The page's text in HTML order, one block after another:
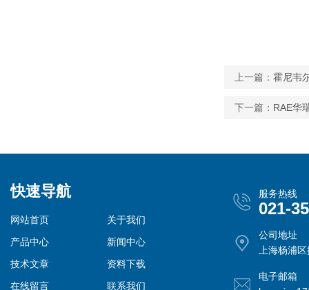
上一篇： 霍尼韦
下一篇： RAE华
快速导航
网站首页
关于我们
产品中心
新闻中心
技术文章
资料下载
在线留言
联系我们
服务热线
021-
公司地址
上海杨浦
电子邮箱